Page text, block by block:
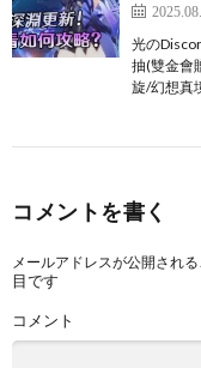
光の
抽(雙金會
旋/幻想真
コメントを書く
メールアドレスが公開される
目です
コメント